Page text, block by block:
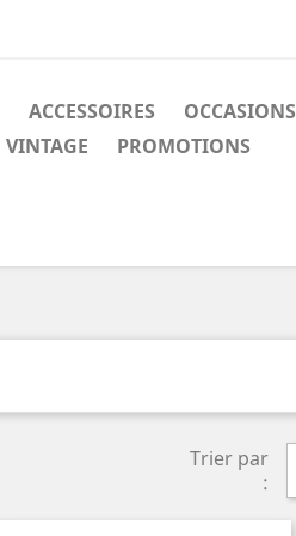
ACCESSOIRES OCCASIONS
VINTAGE PROMOTIONS
Trier par
: